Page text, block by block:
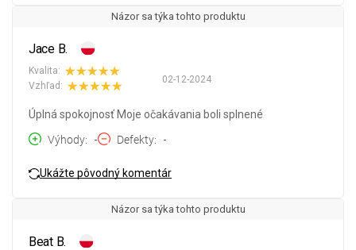
Názor sa týka tohto produktu
Jace B.
02-12-2024
Kvalita:
Vzhľad:
Úplná spokojnosť Moje očakávania boli splnené
Výhody
- Defekty -
Ukážte pôvodný komentár
Názor sa týka tohto produktu
Beat B.